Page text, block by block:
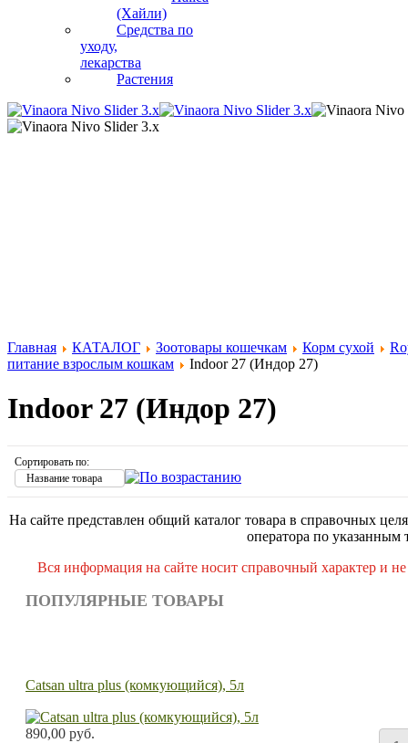
(Хайли)
Средства по
уходу,
лекарства
Растения
Главная КАТАЛОГ Зоотовары кошечкам Корм сухой
питание взрослым кошкам
Indoor 27 (Индор 27)
Indoor 27 (Индор 27)
Сортировать по:
Название товара
На сайте представлен общий каталог товара в справочных
оператора по указанным
Вся информация на сайте носит справочный характер и
ПОПУЛЯРНЫЕ ТОВАРЫ
Catsan ultra plus (комкующийся), 5л
890,00 руб.